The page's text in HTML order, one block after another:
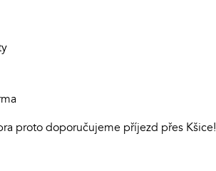
proto doporučujeme příjezd přes Kšice!